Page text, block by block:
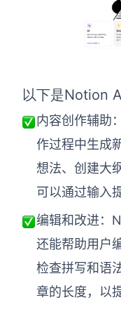
以下是Notion
内容创作辅助
作过程中生成
想法、创建大
可以通过输入
编辑和改进：
还能帮助用户
检查拼写和语
章的长度，以